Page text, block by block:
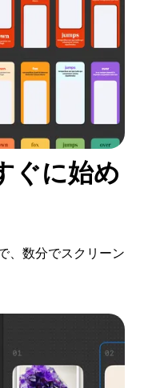
ぐに始め
、数分でスクリーン